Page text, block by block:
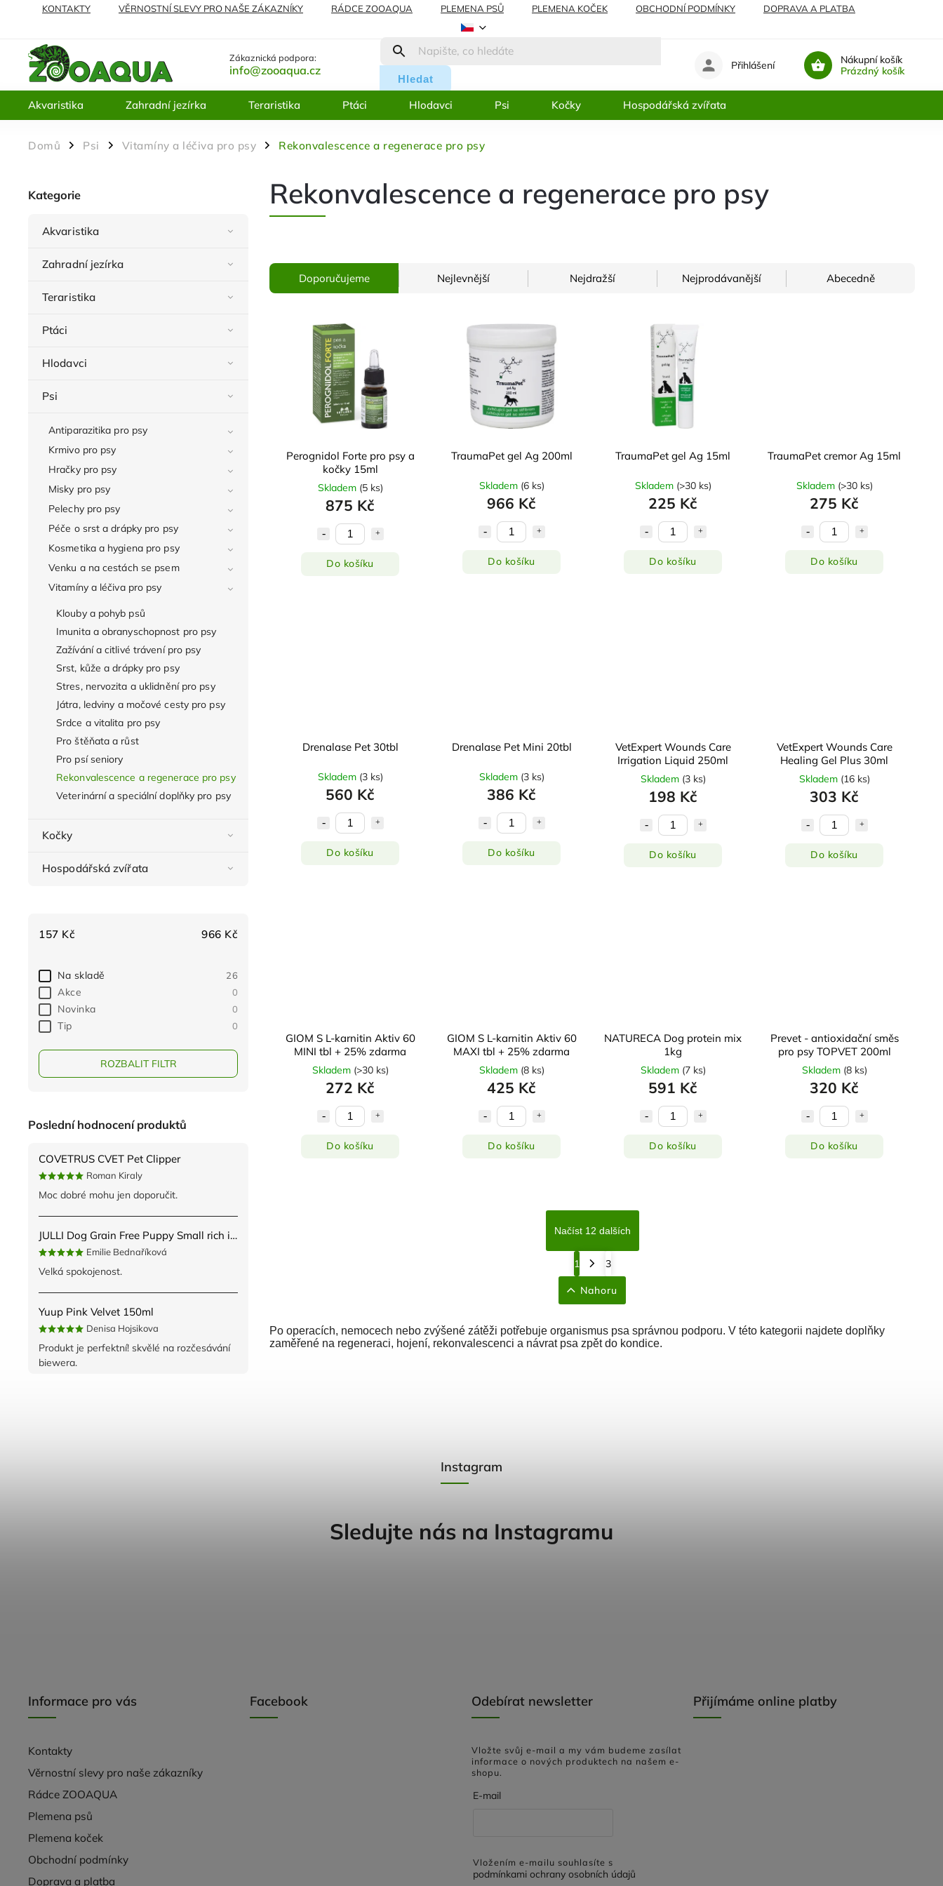
KONTAKTY VĚRNOSTNÍ SLEVY PRO NAŠE ZÁKAZNÍKY RÁDCE ZOOAQUA PLEMENA PSŮ PLEMENA KOČEK OBCHODNÍ PODMÍNKY
DOPRAVA A PLATBA
Zákaznická podpora:
info@zooaqua.cz
Hledat
Nákupní košík
Prázdný košík
Přihlášení
Akvaristika Zahradní jezírka Teraristika Ptáci Hlodavci Psi Kočky Hospodářská zvířata
Domů / Psi / Vitamíny a léčiva pro psy / Rekonvalescence a regenerace pro psy
Kategorie
Akvaristika
Zahradní jezírka
Teraristika
Ptáci
Hlodavci
Psi
Antiparazitika pro psy
Krmivo pro psy
Hračky pro psy
Misky pro psy
Pelechy pro psy
Péče o srst a drápky pro psy
Kosmetika a hygiena pro psy
Venku a na cestách se psem
Vitamíny a léčiva pro psy
Klouby a pohyb psů
Imunita a obranyschopnost pro psy
Zažívání a citlivé trávení pro psy
Srst, kůže a drápky pro psy
Stres, nervozita a uklidnění pro psy
Játra, ledviny a močové cesty pro psy
Srdce a vitalita pro psy
Pro štěňata a růst
Pro psí seniory
Rekonvalescence a regenerace pro psy
Veterinární a speciální doplňky pro psy
Kočky
Hospodářská zvířata
157 Kč 966 Kč
Na skladě 26
Akce 0
Novinka 0
Tip 0
ROZBALIT FILTR
Poslední hodnocení produktů
COVETRUS CVET Pet Clipper
Roman Kiraly
Moc dobré mohu jen doporučit.
JULLI Dog Grain Free Puppy Small rich in fresh Turkey & Potato 2kg
Emilie Bednaříková
Velká spokojenost.
Yuup Pink Velvet 150ml
Denisa Hojsikova
Produkt je perfektní! skvělé na rozčesávání
biewera.
Rekonvalescence a regenerace pro psy
Doporučujeme Nejlevnější Nejdražší Nejprodávanější Abecedně
Perognidol Forte pro psy a
kočky 15ml
Skladem (5 ks)
875 Kč
Do košíku
TraumaPet gel Ag 200ml
Skladem (6 ks)
966 Kč
Do košíku
TraumaPet gel Ag 15ml
Skladem (>30 ks)
225 Kč
Do košíku
TraumaPet cremor Ag 15ml
Skladem (>30 ks)
275 Kč
Do košíku
Drenalase Pet 30tbl
Skladem (3 ks)
560 Kč
Do košíku
Drenalase Pet Mini 20tbl
Skladem (3 ks)
386 Kč
Do košíku
VetExpert Wounds Care
Irrigation Liquid 250ml
Skladem (3 ks)
198 Kč
Do košíku
VetExpert Wounds Care
Healing Gel Plus 30ml
Skladem (16 ks)
303 Kč
Do košíku
GIOM S L-karnitin Aktiv 60
MINI tbl + 25% zdarma
Skladem (>30 ks)
272 Kč
Do košíku
GIOM S L-karnitin Aktiv 60
MAXI tbl + 25% zdarma
Skladem (8 ks)
425 Kč
Do košíku
NATURECA Dog protein mix
1kg
Skladem (7 ks)
591 Kč
Do košíku
Prevet - antioxidační směs
pro psy TOPVET 200ml
Skladem (8 ks)
320 Kč
Do košíku
Načíst 12 dalších
1 3
Nahoru
Po operacích, nemocech nebo zvýšené zátěži potřebuje organismus psa správnou podporu. V této kategorii najdete doplňky
zaměřené na regeneraci, hojení, rekonvalescenci a návrat psa zpět do kondice.
Informace pro vás
Kontakty
Věrnostní slevy pro naše zákazníky
Rádce ZOOAQUA
Plemena psů
Plemena koček
Obchodní podmínky
Doprava a platba
Facebook Odebírat newsletter
Vložte svůj e-mail a my vám budeme zasílat
informace o nových produktech na našem e-
shopu.
E-mail
Vložením e-mailu souhlasíte s
podmínkami ochrany osobních údajů
Přijímáme online platby
Instagram
Sledujte nás na Instagramu